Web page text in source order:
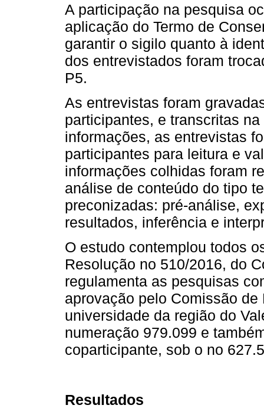
A participação na pesquisa
aplicação do Termo de
garantir o sigilo quanto à
dos entrevistados foram
P5.
As entrevistas foram
participantes, e transcritas
informações, as entrevistas
participantes para leitura e
informações colhidas foram
análise de conteúdo do tipo
preconizadas: pré-análise,
resultados, inferência e
O estudo contemplou todos
Resolução no 510/2016, do
regulamenta as pesquisas
aprovação pelo Comissão
universidade da região do
numeração 979.099 e
coparticipante, sob o no
Resultados